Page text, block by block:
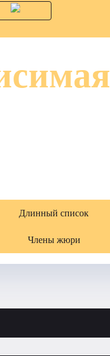
Длинный список
Члены жюри